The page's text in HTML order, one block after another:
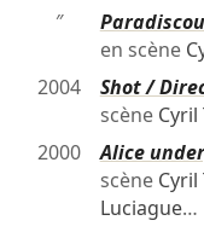
″
en scène
2004
Shot /
scène Cyril
2000
Alice
scène Cyril
Luciague…